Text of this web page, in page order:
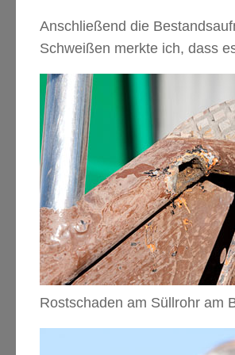
Anschließend die
Schweißen merkte ich, dass
Rostschaden am Süllrohr am